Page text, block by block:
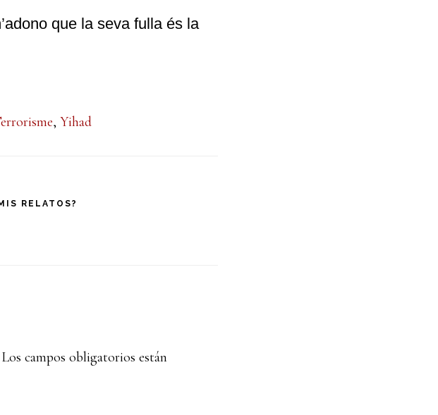
que la seva fulla és la
, Yihad
RELATOS?
Los campos obligatorios están